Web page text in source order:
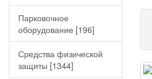
Парковочное
оборудование [196]
Средства физической
защиты [1344]